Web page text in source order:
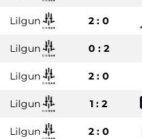
Lilgun 2 : 0
Lilgun 0 : 2
Lilgun 2 : 0
Lilgun 1 : 2
Lilgun 2 : 0